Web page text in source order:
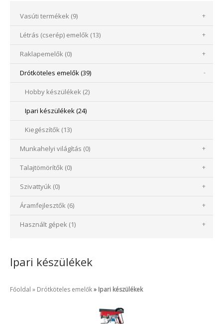
Vasúti termékek (9) +
Létrás (cserép) emelők (13) +
Raklapemelők (0) +
Drótköteles emelők (39) -
Hobby készülékek (2)
Ipari készülékek (24)
Kiegészítők (13)
Munkahelyi világítás (0) +
Talajtömörítők (0) +
Szivattyúk (0) +
Áramfejlesztők (6) +
Használt gépek (1) +
Ipari készülékek
Főoldal Drótköteles emelők Ipari készülékek